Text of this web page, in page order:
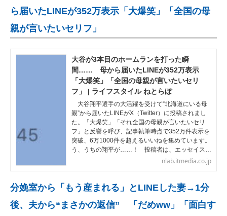
ら届いたLINEが352万表示「大爆笑」「全国の母
親が言いたいセリフ」
大谷が3本目のホームランを打った瞬
間…… 母から届いたLINEが352万表示
「大爆笑」「全国の母親が言いたいセリ
フ」 | ライフスタイル ねとらぼ
大谷翔平選手の大活躍を受けて“北海道にいる母
親”から届いたLINEがX（Twitter）に投稿されまし
た。「大爆笑」「それ全国の母親が言いたいセリ
フ」と反響を呼び、記事執筆時点で352万件表示を
突破、6万1000件を超えるいいねを集めています。
う、うちの翔平が……！ 投稿者は、エッセイス…
nlab.itmedia.co.jp
分娩室から「もう産まれる」とLINEした妻→1分
後、夫から“まさかの返信” 「だめww」「面白す